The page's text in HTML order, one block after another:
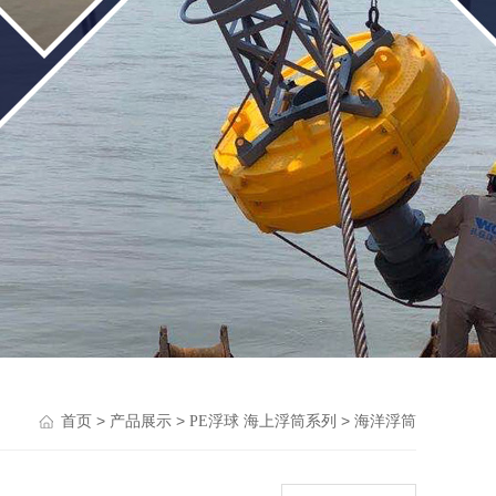
首页 > 产品展示 > PE浮球 海上浮筒系列 > 海洋浮筒